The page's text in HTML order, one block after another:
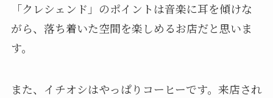
「クレシェンド」のポイントは音楽に耳を傾けな
がら、落ち着いた空間を楽しめるお店だと思いま
す。
また、イチオシはやっぱりコーヒーです。来店され